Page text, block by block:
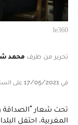
le360
تحرير من طرف محمد
في 17/05/2021 على الساعة 22:27
تحت شعار "الصداقة